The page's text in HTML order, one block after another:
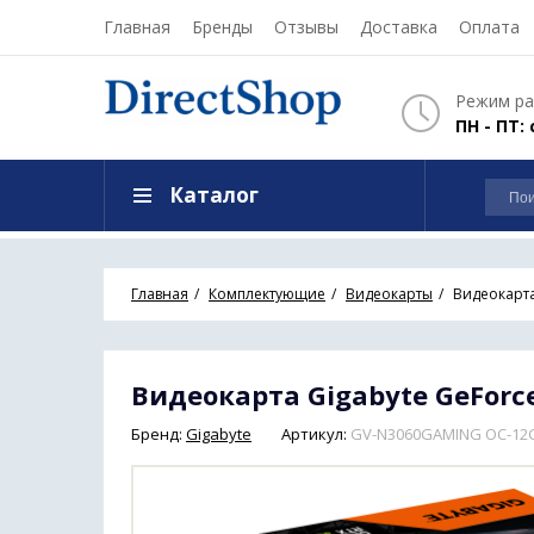
Главная Бренды Отзывы Доставка Оплата
Режим
ПН - ПТ:
Каталог
Главная Комплектующие Видеокарты
Видеокарта Gigabyte
Бренд: Gigabyte Артикул: GV-N3060GAMING OC-